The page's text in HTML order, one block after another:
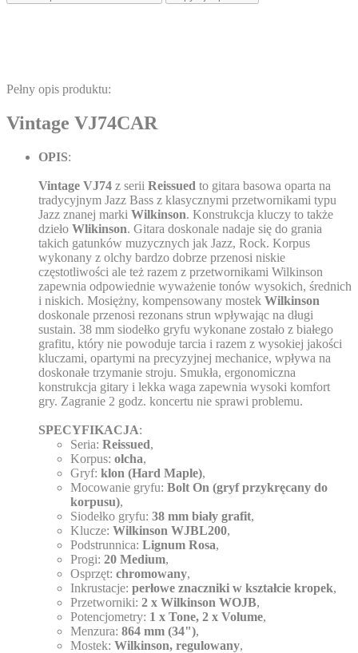
Pełny opis produktu:
Vintage VJ74CAR
OPIS:
Vintage VJ74 z serii Reissued to gitara basowa oparta na
tradycyjnym Jazz Bass z klasycznymi przetwornikami typu
Jazz znanej marki Wilkinson. Konstrukcja kluczy to także
dzieło Wlikinson. Gitara doskonale nadaje się do grania
takich gatunków muzycznych jak Jazz, Rock. Korpus
wykonany z olchy bardzo dobrze przenosi niskie
częstotliwości ale też razem z przetwornikami Wilkinson
zapewnia odpowiednie wyważenie tonów wysokich, średnich
i niskich. Mosiężny, kompensowany mostek Wilkinson
doskonale przenosi rezonans strun wpływając na długi
sustain. 38 mm siodełko gryfu wykonane zostało z białego
grafitu, który nie powoduje tarcia i razem z wysokiej jakości
kluczami, opartymi na precyzyjnej mechanice, wpływa na
doskonałe trzymanie stroju. Smukła, ergonomiczna
konstrukcja gitary i lekka waga zapewnia wysoki komfort
gry. Zagranie 2 godz. koncertu nie sprawi problemu.
SPECYFIKACJA:
Seria: Reissued,
Korpus: olcha,
Gryf: klon (Hard Maple),
Mocowanie gryfu: Bolt On (gryf przykręcany do
korpusu),
Siodełko gryfu: 38 mm biały grafit,
Klucze: Wilkinson WJBL200,
Podstrunnica: Lignum Rosa,
Progi: 20 Medium,
Osprzęt: chromowany,
Inkrustacje: perłowe znaczniki w kształcie kropek,
Przetworniki: 2 x Wilkinson WOJB,
Potencjometry: 1 x Tone, 2 x Volume,
Menzura: 864 mm (34"),
Mostek: Wilkinson, regulowany,